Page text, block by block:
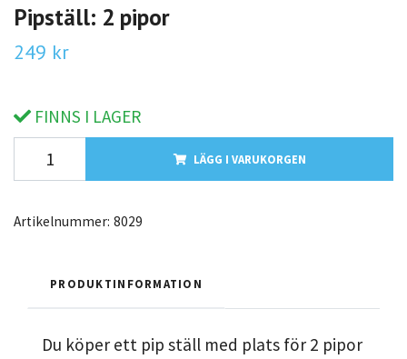
Pipställ: 2 pipor
249 kr
FINNS I LAGER
LÄGG I VARUKORGEN
Artikelnummer: 8029
PRODUKTINFORMATION
Du köper ett pip ställ med plats för 2 pipor